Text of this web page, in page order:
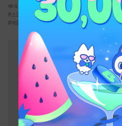
4.1만
#소꿉친구 # 오해/착각
무심공
#배틀연애 재벌공